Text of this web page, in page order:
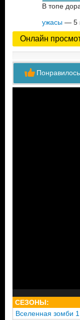
В топе
ужасы — 5
Онлайн
Понравилось
СЕЗОНЫ:
Вселенная зомби